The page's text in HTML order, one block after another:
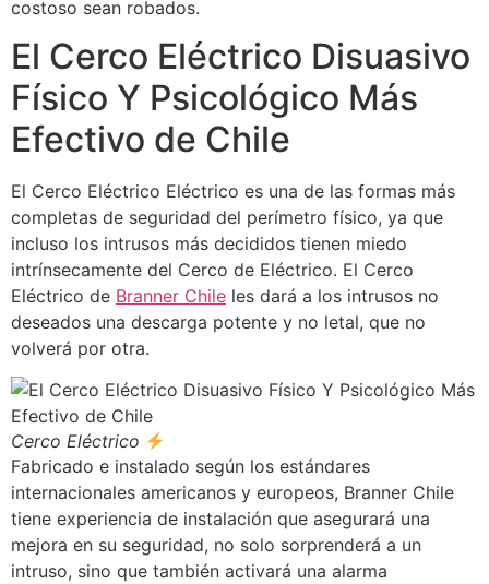
costoso sean robados.
El Cerco Eléctrico Disuasivo
Físico Y Psicológico Más
Efectivo de Chile
El Cerco Eléctrico Eléctrico es una de las formas más
completas de seguridad del perímetro físico, ya que
incluso los intrusos más decididos tienen miedo
intrínsecamente del Cerco de Eléctrico. El Cerco
Eléctrico de Branner Chile les dará a los intrusos no
deseados una descarga potente y no letal, que no
volverá por otra.
Cerco Eléctrico
Fabricado e instalado según los estándares
internacionales americanos y europeos, Branner Chile
tiene experiencia de instalación que asegurará una
mejora en su seguridad, no solo sorprenderá a un
intruso, sino que también activará una alarma